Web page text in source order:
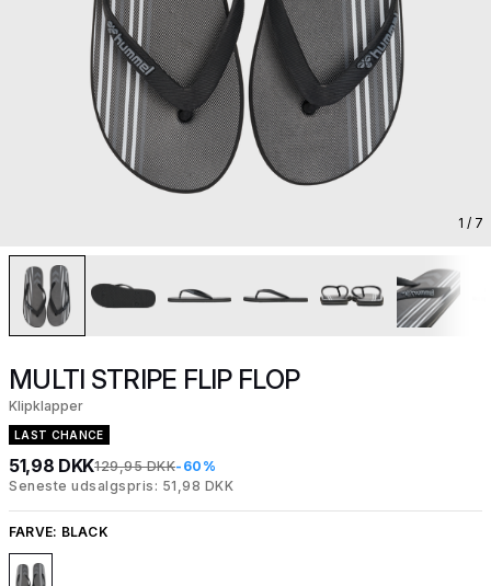
1 / 7
MULTI STRIPE FLIP FLOP
Klipklapper
LAST CHANCE
51,98 DKK129,95 DKK-60%
Seneste udsalgspris: 51,98 DKK
FARVE: BLACK